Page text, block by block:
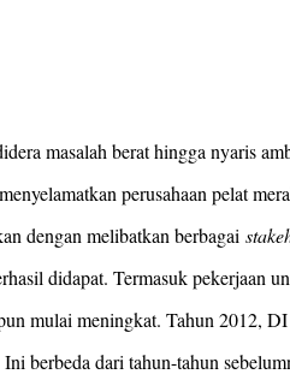
masalah berat hingga nyaris
perusahaan pelat
dengan melibatkan berbagai
didapat. Termasuk pekerjaan
mulai meningkat. Tahun 2012,
berbeda dari tahun-tahun